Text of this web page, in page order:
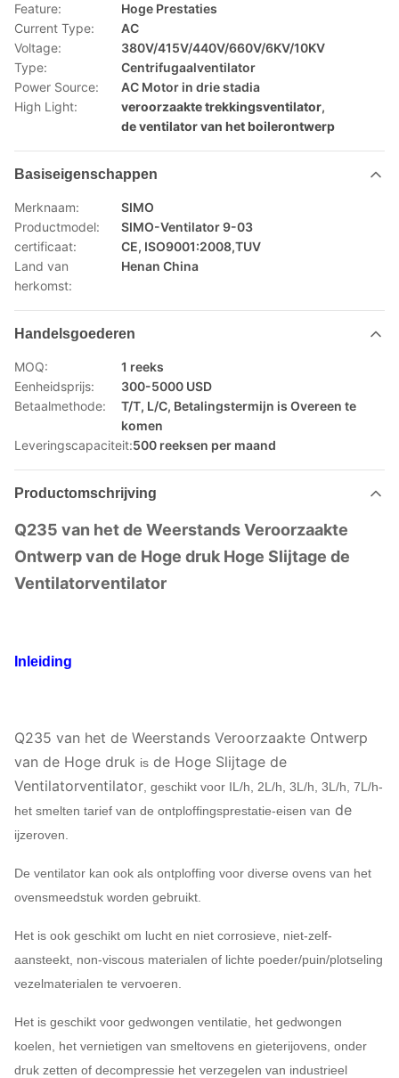
Feature:
Hoge Prestaties
Current Type:
AC
Voltage:
380V/415V/440V/660V/6KV/10KV
Type:
Centrifugaalventilator
Power Source:
AC Motor in drie stadia
High Light:
veroorzaakte trekkingsventilator,
de ventilator van het boilerontwerp
Basiseigenschappen
Merknaam:
SIMO
Productmodel:
SIMO-Ventilator 9-03
certificaat:
CE, ISO9001:2008,TUV
Land van
herkomst:
Henan China
Handelsgoederen
MOQ:
1 reeks
Eenheidsprijs:
300-5000 USD
Betaalmethode:
T/T, L/C, Betalingstermijn is Overeen te
komen
Leveringscapaciteit:500 reeksen per maand
Productomschrijving
Q235 van het de Weerstands Veroorzaakte
Ontwerp van de Hoge druk Hoge Slijtage de
Ventilatorventilator
Inleiding
Q235 van het de Weerstands Veroorzaakte Ontwerp
van de Hoge druk is de Hoge Slijtage de
Ventilatorventilator , geschikt voor IL/h, 2L/h, 3L/h, 3L/h, 7L/h-
het smelten tarief van de ontploffingsprestatie-eisen van de
ijzeroven.
De ventilator kan ook als ontploffing voor diverse ovens van het
ovensmeedstuk worden gebruikt.
Het is ook geschikt om lucht en niet corrosieve, niet-zelf-
aansteekt, non-viscous materialen of lichte poeder/puin/plotseling
vezelmaterialen te vervoeren.
Het is geschikt voor gedwongen ventilatie, het gedwongen
koelen, het vernietigen van smeltovens en gieterijovens, onder
druk zetten of decompressie het verzegelen van industrieel